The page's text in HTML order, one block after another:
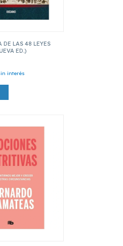
LAS 48 LEYES
ED.)
interés